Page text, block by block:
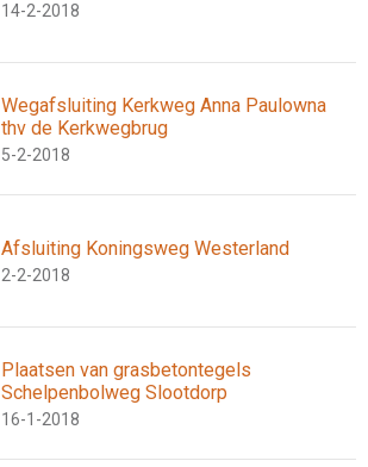
14-2-2018
Wegafsluiting Kerkweg Anna Paulowna
thv de Kerkwegbrug
5-2-2018
Afsluiting Koningsweg Westerland
2-2-2018
Plaatsen van grasbetontegels
Schelpenbolweg Slootdorp
16-1-2018